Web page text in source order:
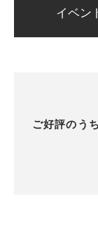
イベン
ご好評のう